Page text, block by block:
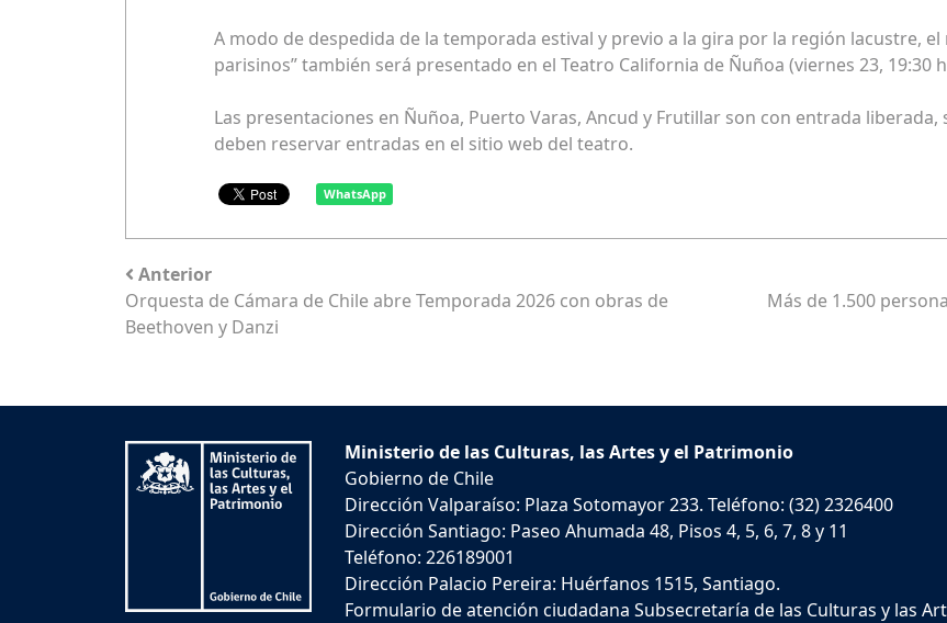
A modo de despedida de la temporada estival y previo a la gira por la región lacustre,
parisinos” también será presentado en el Teatro California de Ñuñoa (viernes 23, 19:30
Las presentaciones en Ñuñoa, Puerto Varas, Ancud y Frutillar son con entrada
deben reservar entradas en el sitio web del teatro.
WhatsApp
Anterior
Orquesta de Cámara de Chile abre Temporada 2026 con obras de
Beethoven y Danzi
Más de 1.500
Ministerio de las Culturas, las Artes y el Patrimonio
Gobierno de Chile
Dirección Valparaíso: Plaza Sotomayor 233. Teléfono: (32) 2326400
Dirección Santiago: Paseo Ahumada 48, Pisos 4, 5, 6, 7, 8 y 11
Teléfono: 226189001
Dirección Palacio Pereira: Huérfanos 1515, Santiago.
Formulario de atención ciudadana Subsecretaría de las Culturas y las